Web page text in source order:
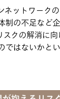
ネットワーク
制の不足など
クの解消に
ではないかと